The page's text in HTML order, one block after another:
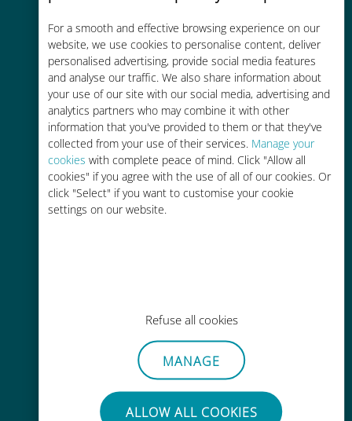
For a smooth and effective browsing experience on our
website, we use cookies to personalise content, deliver
personalised advertising, provide social media features
and analyse our traffic. We also share information about
your use of our site with our social media, advertising and
analytics partners who may combine it with other
information that you've provided to them or that they've
collected from your use of their services. Manage your
cookies with complete peace of mind. Click "Allow all
cookies" if you agree with the use of all of our cookies. Or
click "Select" if you want to customise your cookie
settings on our website.
Refuse all cookies
MANAGE
ALLOW ALL COOKIES
お客様が普段お使いのキャリアでロ
ーミングサービスを使った場合に比
べて最大で90％の節約が可能です。
かんたん追加購入
Wi-Fiやデータ残量がなくても、
手間いらず
使用中のSIMカードを抜き差しする
必要はありません